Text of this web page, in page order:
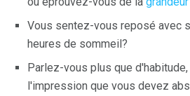
Vous sentez-vous reposé avec
heures de sommeil?
Parlez-vous plus que
l'impression que vous devez